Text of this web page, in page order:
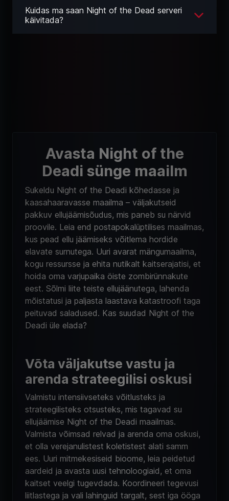
Kuidas ma saan Night of the Dead serveri
käivitada?
Avasta Night of the
Deadi sünge maailm
Sukeldu Night of the Deadi kõhedasse ja
kaasahaaravasse maailma – väljakutseid
pakkuv ellujäämisõudus, mis paneb su närvid
proovile. Leia end postapokalüptilises maailmas,
kus pead ellu jäämiseks võitlema hordide
elavate surnutega. Uuri avarat mängumaailma,
kogu ressursse ja ehita nutikalt kaitserajatisi, et
hoida oma varjupaika öiste zombirünnakute
eest. Sõlmi liite teiste ellujäänutega, lahenda
mõistatusi ja paljasta laastava katastroofi taga
peituvad saladused. Kas suudad Night of the
Deadi üle elada?
Võta väljakutse vastu ja
arenda strateegilisi oskusi
Valmistu intensiivseteks võitlusteks ja
strateegilisteks otsusteks, mis tagavad su
ellujäämise Night of the Deadi maailmas.
Valmista võimsad relvad ja arenda oma oskusi,
et olla verejanulistest koletistest alati samm
ees. Uuri mitmekesiseid bioome, leia peidetud
aardeid ja avasta uusi tehnoloogiaid, et oma
kaitset veelgi tugevdada. Koordineeri tegevusi
liitlastega ja vali lahinguid targalt, sest iga ööga